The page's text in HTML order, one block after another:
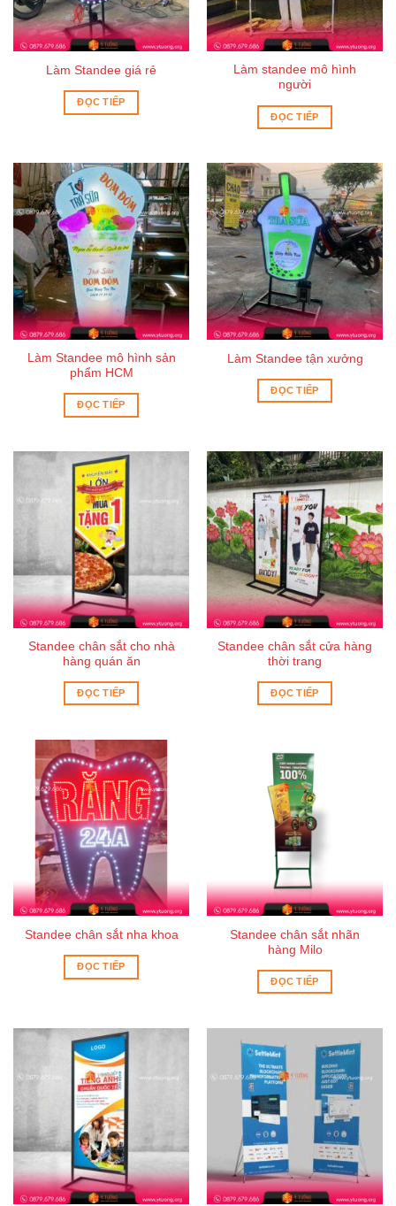
Làm Standee giá rẻ
ĐỌC TIẾP
Làm standee mô hình
người
ĐỌC TIẾP
Làm Standee mô hình sản
phẩm HCM
ĐỌC TIẾP
Làm Standee tận xưởng
ĐỌC TIẾP
Standee chân sắt cho nhà
hàng quán ăn
ĐỌC TIẾP
Standee chân sắt cửa hàng
thời trang
ĐỌC TIẾP
Standee chân sắt nha khoa
ĐỌC TIẾP
Standee chân sắt nhãn
hàng Milo
ĐỌC TIẾP